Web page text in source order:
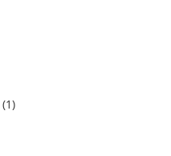
(1)